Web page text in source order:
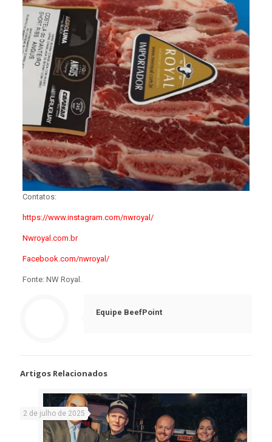
Contatos:
https://www.instagram.com/nwroyal/
Nwroyal.com.br
Facebook.com/nwroyal/
Fonte: NW Royal.
Equipe BeefPoint
Artigos Relacionados
2 de julho de 2025